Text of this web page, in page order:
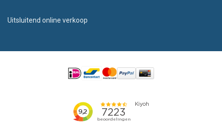
Uitsluitend online verkoop